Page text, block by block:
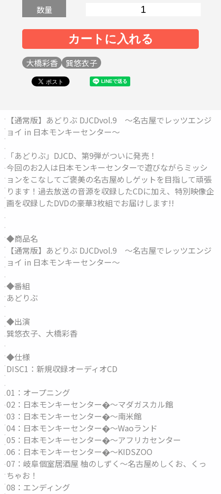
数量
大橋彩香 巽悠衣子
【通常版】あどりぶ DJCDvol.9 ～名古屋でレッツエンジ
ョイ in 日本モンキーセンター～
「あどりぶ」DJCD、第9弾がついに発売！
今回のお2人は日本モンキーセンターで遊びながらミッシ
ョンをこなしてご褒美の名古屋めしゲットを目指して頑張
ります！過去放送の音源を収録したCDに加え、特別映像企
画を収録したDVDの豪華3枚組でお届けします!!
◆商品名
【通常版】あどりぶ DJCDvol.9 ～名古屋でレッツエンジ
ョイ in 日本モンキーセンター～
◆番組
あどりぶ
◆出演
巽悠衣子、大橋彩香
◆仕様
DISC1：新規収録オーディオCD
01：オープニング
02：日本モンキーセンター�〜マダガスカル館
03：日本モンキーセンター�〜南米館
04：日本モンキーセンター�〜Waoランド
05：日本モンキーセンター�〜アフリカセンター
06：日本モンキーセンター�〜KIDSZOO
07：岐阜個室居酒屋 柚のしずく〜名古屋めしくお、くっ
ちゃお！
08：エンディング